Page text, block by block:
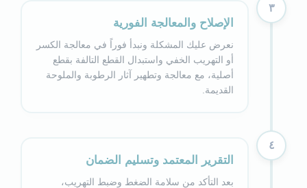
٣
الإصلاح والمعالجة الفورية
نعرض عليك المشكلة ونبدأ فوراً في معالجة الكسر
أو التهريب الخفي واستبدال القطع التالفة بقطع
أصلية، مع معالجة وتطهير آثار الرطوبة والملوحة
القديمة.
٤
التقرير المعتمد وتسليم الضمان
بعد التأكد من سلامة الضغط وضبط التهريب،